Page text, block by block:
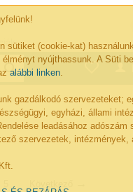
sütiket (cookie-kat)
élményt nyújthassunk. A Süti
alábbi linken.
gazdálkodó szervezeteket;
egyházi, állami
leadásához adószám
szervezetek, intézmények,
Következő